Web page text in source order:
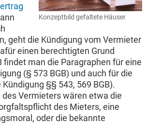
Konzeptbild gefaltete Häuser
geht die Kündigung vom Vermieter
einen berechtigten Grund
findet man die Paragraphen für eine
(§ 573 BGB) und auch für die
§§ 543, 569 BGB).
des Vermieters wären etwa die
des Mieters, eine
oder die bekannte